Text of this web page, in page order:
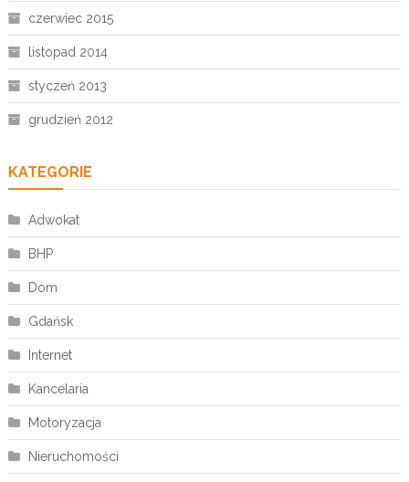
czerwiec 2015
listopad 2014
styczeń 2013
grudzień 2012
KATEGORIE
Adwokat
BHP
Dom
Gdańsk
Internet
Kancelaria
Motoryzacja
Nieruchomości